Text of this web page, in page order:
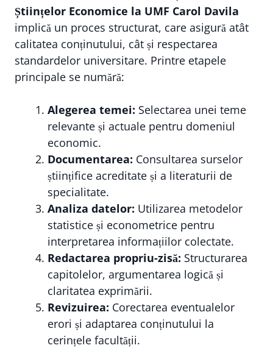
Științelor Economice la UMF Carol Davila
implică un proces structurat, care asigură atât
calitatea conținutului, cât și respectarea
standardelor universitare. Printre etapele
principale se numără:
Alegerea temei: Selectarea unei teme
relevante și actuale pentru domeniul
economic.
Documentarea: Consultarea surselor
științifice acreditate și a literaturii de
specialitate.
Analiza datelor: Utilizarea metodelor
statistice și econometrice pentru
interpretarea informațiilor colectate.
Redactarea propriu-zisă: Structurarea
capitolelor, argumentarea logică și
claritatea exprimării.
Revizuirea: Corectarea eventualelor
erori și adaptarea conținutului la
cerințele facultății.